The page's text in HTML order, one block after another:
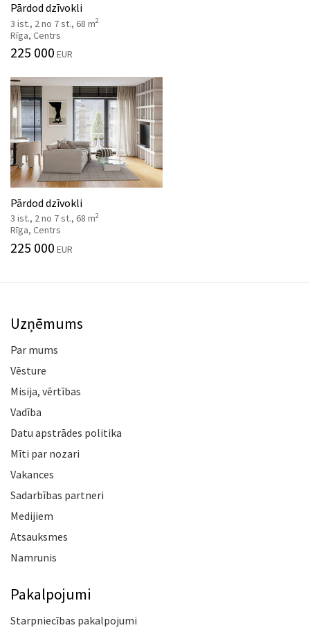
Pārdod dzīvokli
3 ist., 2 no 7 st., 68 m2
Rīga, Centrs
225 000 EUR
Pārdod dzīvokli
3 ist., 2 no 7 st., 68 m2
Rīga, Centrs
225 000 EUR
Uzņēmums
Par mums
Vēsture
Misija, vērtības
Vadība
Datu apstrādes politika
Mīti par nozari
Vakances
Sadarbības partneri
Medijiem
Atsauksmes
Namrunis
Pakalpojumi
Starpniecības pakalpojumi